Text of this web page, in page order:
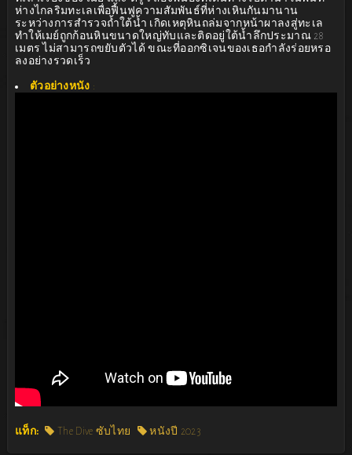
ห่างไกลริมทะเลเพื่อฟื้นฟูความสัมพันธ์ที่ห่างเหินกันมานาน
ระหว่างการสำรวจถ้ำใต้น้ำ เกิดเหตุหินถล่มจากหน้าผาลงสู่ทะเล
ทำให้เมย์ถูกก้อนหินขนาดใหญ่ทับและติดอยู่ใต้น้ำลึกประมาณ 28
เมตร ไม่สามารถขยับตัวได้ ขณะที่ออกซิเจนของเธอกำลังร่อยหรอ
ลงอย่างรวดเร็ว
ตัวอย่างหนัง :
แท็ก: The Dive ซับไทย หนังปี 2023